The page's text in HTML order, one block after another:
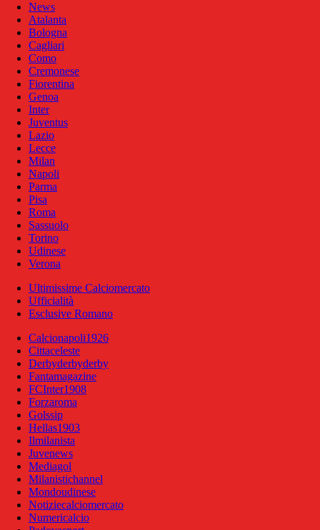
News
Atalanta
Bologna
Cagliari
Como
Cremonese
Fiorentina
Genoa
Inter
Juventus
Lazio
Lecce
Milan
Napoli
Parma
Pisa
Roma
Sassuolo
Torino
Udinese
Verona
Ultimissime Calciomercato
Ufficialità
Esclusive Romano
Calcionapoli1926
Cittaceleste
Derbyderbyderby
Fantamagazine
FCInter1908
Forzaroma
Golssip
Hellas1903
Ilmilanista
Juvenews
Mediagol
Milanistichannel
Mondoudinese
Notiziecalciomercato
Numericalcio